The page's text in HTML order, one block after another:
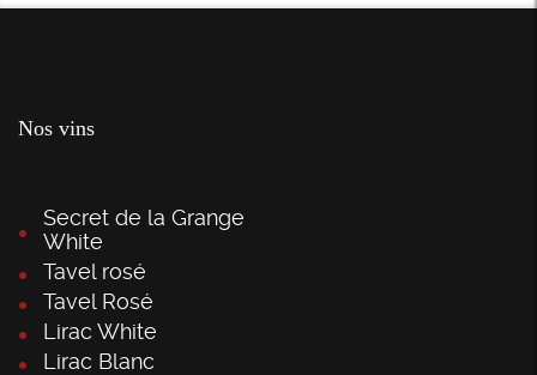
Nos vins
Secret de la Grange
White
Tavel rosé
Tavel Rosé
Lirac White
Lirac Blanc